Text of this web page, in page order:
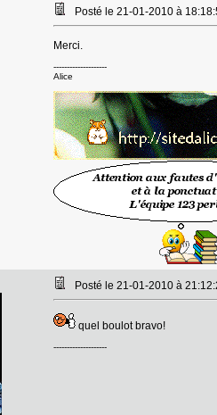
Posté le 21-01-2010 à
Merci.
--------------------
Alice
Posté le 21-01-2010 à
quel boulot bravo!
--------------------